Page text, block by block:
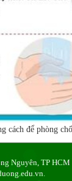
cách để phòng
Nguyên, TP HCM